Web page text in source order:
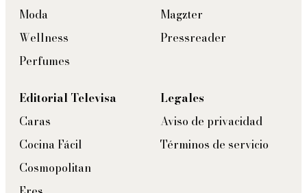
Moda
Wellness
Perfumes
Magzter
Pressreader
Editorial Televisa
Caras
Cocina Fácil
Cosmopolitan
Legales
Aviso de privacidad
Términos de servicio